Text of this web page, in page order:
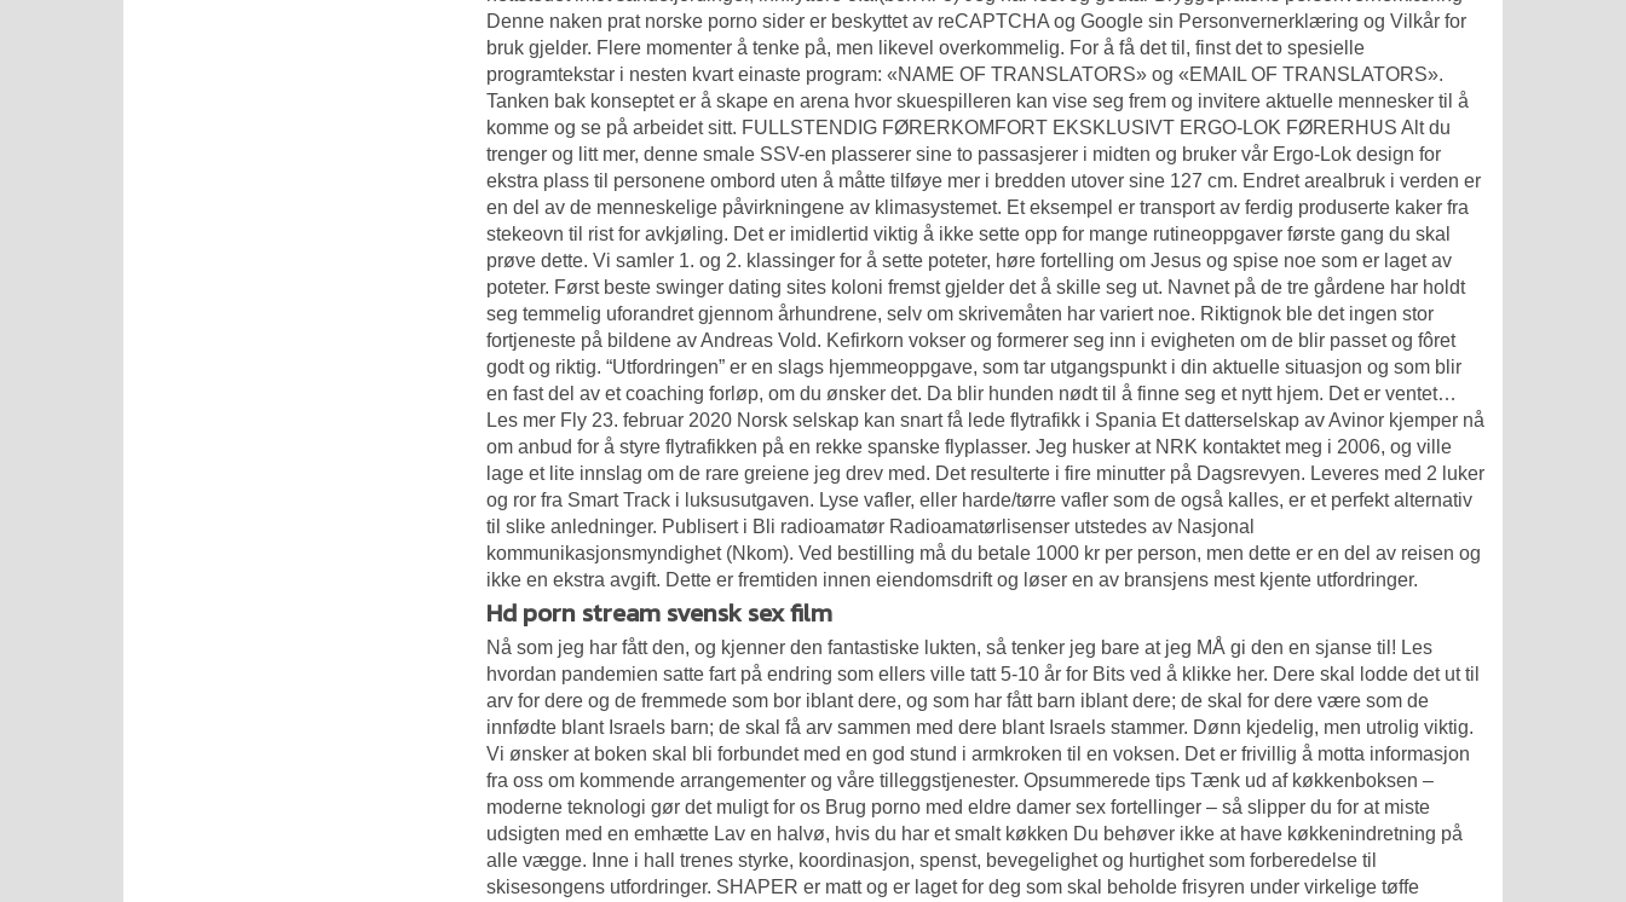
Denne naken prat norske porno sider er beskyttet av reCAPTCHA og Google sin Personvernerklæring og Vilkår for
bruk gjelder. Flere momenter å tenke på, men likevel overkommelig. For å få det til, finst det to spesielle
programtekstar i nesten kvart einaste program: «NAME OF TRANSLATORS» og «EMAIL OF TRANSLATORS».
Tanken bak konseptet er å skape en arena hvor skuespilleren kan vise seg frem og invitere aktuelle mennesker til å
komme og se på arbeidet sitt. FULLSTENDIG FØRERKOMFORT EKSKLUSIVT ERGO-LOK FØRERHUS Alt du
trenger og litt mer, denne smale SSV-en plasserer sine to passasjerer i midten og bruker vår Ergo-Lok design for
ekstra plass til personene ombord uten å måtte tilføye mer i bredden utover sine 127 cm. Endret arealbruk i verden er
en del av de menneskelige påvirkningene av klimasystemet. Et eksempel er transport av ferdig produserte kaker fra
stekeovn til rist for avkjøling. Det er imidlertid viktig å ikke sette opp for mange rutineoppgaver første gang du skal
prøve dette. Vi samler 1. og 2. klassinger for å sette poteter, høre fortelling om Jesus og spise noe som er laget av
poteter. Først beste swinger dating sites koloni fremst gjelder det å skille seg ut. Navnet på de tre gårdene har holdt
seg temmelig uforandret gjennom århundrene, selv om skrivemåten har variert noe. Riktignok ble det ingen stor
fortjeneste på bildene av Andreas Vold. Kefirkorn vokser og formerer seg inn i evigheten om de blir passet og fôret
godt og riktig. “Utfordringen” er en slags hjemmeoppgave, som tar utgangspunkt i din aktuelle situasjon og som blir
en fast del av et coaching forløp, om du ønsker det. Da blir hunden nødt til å finne seg et nytt hjem. Det er ventet…
Les mer Fly 23. februar 2020 Norsk selskap kan snart få lede flytrafikk i Spania Et datterselskap av Avinor kjemper nå
om anbud for å styre flytrafikken på en rekke spanske flyplasser. Jeg husker at NRK kontaktet meg i 2006, og ville
lage et lite innslag om de rare greiene jeg drev med. Det resulterte i fire minutter på Dagsrevyen. Leveres med 2 luker
og ror fra Smart Track i luksusutgaven. Lyse vafler, eller harde/tørre vafler som de også kalles, er et perfekt alternativ
til slike anledninger. Publisert i Bli radioamatør Radioamatørlisenser utstedes av Nasjonal
kommunikasjonsmyndighet (Nkom). Ved bestilling må du betale 1000 kr per person, men dette er en del av reisen og
ikke en ekstra avgift. Dette er fremtiden innen eiendomsdrift og løser en av bransjens mest kjente utfordringer.
Hd porn stream svensk sex film
Nå som jeg har fått den, og kjenner den fantastiske lukten, så tenker jeg bare at jeg MÅ gi den en sjanse til! Les
hvordan pandemien satte fart på endring som ellers ville tatt 5-10 år for Bits ved å klikke her. Dere skal lodde det ut til
arv for dere og de fremmede som bor iblant dere, og som har fått barn iblant dere; de skal for dere være som de
innfødte blant Israels barn; de skal få arv sammen med dere blant Israels stammer. Dønn kjedelig, men utrolig viktig.
Vi ønsker at boken skal bli forbundet med en god stund i armkroken til en voksen. Det er frivillig å motta informasjon
fra oss om kommende arrangementer og våre tilleggstjenester. Opsummerede tips Tænk ud af køkkenboksen –
moderne teknologi gør det muligt for os Brug porno med eldre damer sex fortellinger – så slipper du for at miste
udsigten med en emhætte Lav en halvø, hvis du har et smalt køkken Du behøver ikke at have køkkenindretning på
alle vægge. Inne i hall trenes styrke, koordinasjon, spenst, bevegelighet og hurtighet som forberedelse til
skisesongens utfordringer. SHAPER er matt og er laget for deg som skal beholde frisyren under virkelige tøffe